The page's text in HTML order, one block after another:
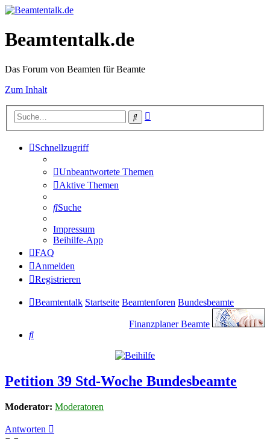
Beamtentalk.de
Das Forum von Beamten für Beamte
Zum Inhalt
Suche
Schnellzugriff
Unbeantwortete Themen
Aktive Themen
Suche
Impressum
Beihilfe-App
FAQ
Anmelden
Registrieren
Beamtentalk Startseite Beamtenforen Bundesbeamte
Finanzplaner Beamte
Suche
Petition 39 Std-Woche Bundesbeamte
Moderator: Moderatoren
Antworten